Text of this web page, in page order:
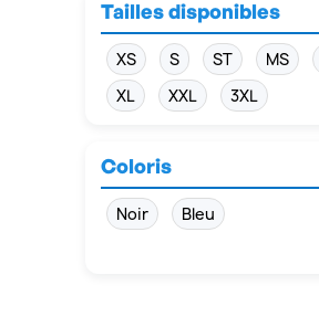
Tailles disponibles
XS S ST MS
XL
XXL 3XL
Coloris
Noir Bleu